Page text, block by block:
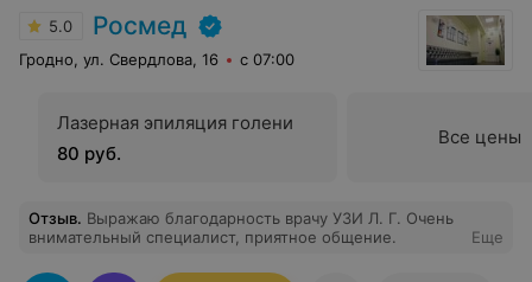
5.0 Росмед
Гродно, ул. Свердлова, 16 с 07:00
Лазерная эпиляция голени
80 руб.
Все цены
Отзыв. Выражаю благодарность врачу УЗИ Л. Г. Очень
внимательный специалист, приятное общение.
Еще